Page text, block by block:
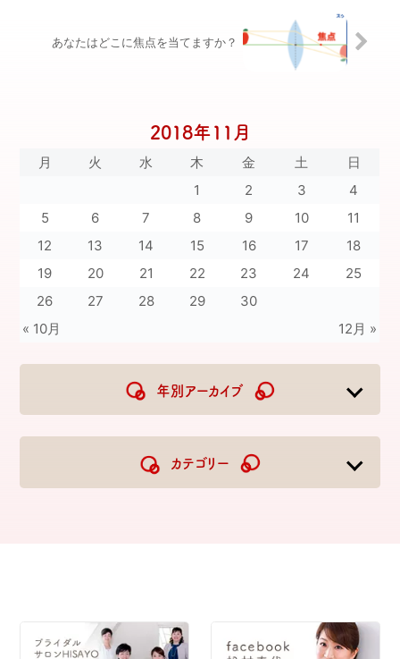
あなたはどこに焦点を当てますか？
2018年11月
月 火 水 木 金 土 日
« 10月 12月 »
1 2 3
4
5
6 7 8 9 10
11
12
13 14 15 16 17
18
19
20 21 22 23 24
25
26
27 28 29 30
年別アーカイブ
2023
カテゴリー